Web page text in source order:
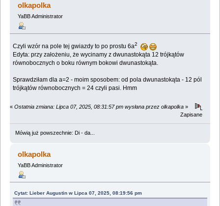
olkapolka
YaBB Administrator
Czyli wzór na pole tej gwiazdy to po prostu 6a2
Edyta: przy założeniu, że wycinamy z dwunastokąta 12 trójkątów
równobocznych o boku równym bokowi dwunastokąta.
Sprawdziłam dla a=2 - moim sposobem: od pola dwunastokąta - 12 pól
trójkątów równobocznych = 24 czyli pasi. Hmm
« Ostatnia zmiana: Lipca 07, 2025, 08:31:57 pm wysłana przez olkapolka »
Zapisane
Mówią już powszechnie: Di - da...
olkapolka
YaBB Administrator
Cytat: Lieber Augustin w Lipca 07, 2025, 08:19:56 pm